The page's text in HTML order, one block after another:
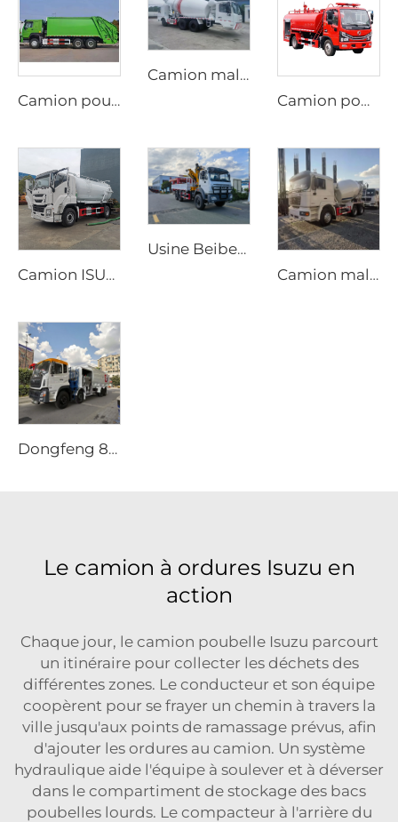
Camion poubelle compacteur HOWO 6*4 20cbm avec système hydraulique PLC, chargement arrière, véhicule de gestion des déchets
Camion malaxeur de ciment mobile au diesel personnalisé, conduite bidirectionnelle, options manuelle ou automatique dédiées à la production de tunnels
Camion pompe Dongfeng 4x2 Dorica diesel neuf, aérien pompeur, réservoir d'eau de 4000L, machine d'arrosage, système d'incendie
Camion ISUZU GIGA 4x2 diesel neuf, transmission manuelle, pompe à vide aspiratrice d'eaux usées, 12000 litres, camion de vidange de fosse septique
Usine Beiben Fourniture de transport spécial Tout-terrain 4X4 6x6 Camion-grue à flèche rigide pliante
Camion malaxeur mobile Shacman neuf, tambour malaxeur de 8m3 à 10m3, prix du camion malaxeur pour béton
Dongfeng 8x4 340ch Camion-citerne à 12 Roues 25000 Litres Capacité Nouveau Véhicule de Ravitaillement Manuel Avion 4x2 4x4 6x6
Le camion à ordures Isuzu en
action
Chaque jour, le camion poubelle Isuzu parcourt
un itinéraire pour collecter les déchets des
différentes zones. Le conducteur et son équipe
coopèrent pour se frayer un chemin à travers la
ville jusqu'aux points de ramassage prévus, afin
d'ajouter les ordures au camion. Un système
hydraulique aide l'équipe à soulever et à déverser
dans le compartiment de stockage des bacs
poubelles lourds. Le compacteur à l'arrière du